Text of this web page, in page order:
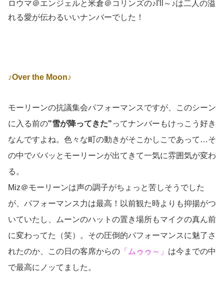
ロウマ＠エンジェルと米倉＠コリンズの♪I'll～♪は二人の溢
れる愛が伝わるいいナンバーでした！
♪Over the Moon♪
モーリーンの抗議集会パフォーマンスですが、このシーン
に入る前の"雪が降ってきた"ってナンバーもけっこう好き
なんですよね。色々な町の動きがそこかしこであって…そ
の中でババッとモーリーンが出てきて一気に雰囲気が変わ
る。
Miz＠モーリーンは声の調子がちょっと苦しそうでした
が、パフォーマンス力は最高！以前観た時よりも抑揚がつ
いていたし、ムーンのハットの置き場所もマイクの真ん前
に変わってた（笑）。その圧倒的パフォーマンスに魅了さ
れたのか、この日の客席からの 「ムゥゥ～」 は今までの中
で最高にノッてました。